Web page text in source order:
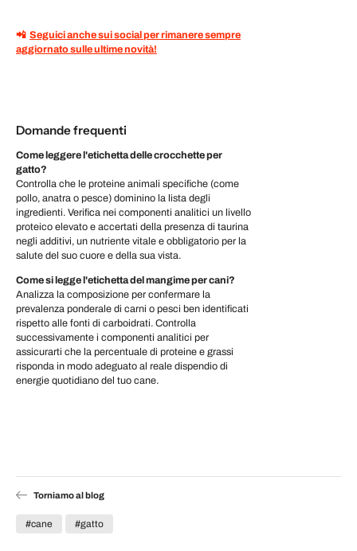
📲 Seguici anche sui social per rimanere sempre
aggiornato sulle ultime novità!
Domande frequenti
Come leggere l'etichetta delle crocchette per
gatto?
Controlla che le proteine animali specifiche (come
pollo, anatra o pesce) dominino la lista degli
ingredienti. Verifica nei componenti analitici un livello
proteico elevato e accertati della presenza di taurina
negli additivi, un nutriente vitale e obbligatorio per la
salute del suo cuore e della sua vista.
Come si legge l'etichetta del mangime per cani?
Analizza la composizione per confermare la
prevalenza ponderale di carni o pesci ben identificati
rispetto alle fonti di carboidrati. Controlla
successivamente i componenti analitici per
assicurarti che la percentuale di proteine e grassi
risponda in modo adeguato al reale dispendio di
energie quotidiano del tuo cane.
Torniamo al blog
#cane #gatto